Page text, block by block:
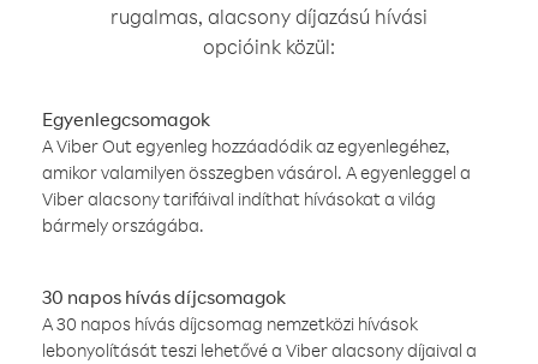
rugalmas, alacsony díjazású hívási
opcióink közül:
Egyenlegcsomagok
A Viber Out egyenleg hozzáadódik az egyenlegéhez,
amikor valamilyen összegben vásárol. A egyenleggel a
Viber alacsony tarifáival indíthat hívásokat a világ
bármely országába.
30 napos hívás díjcsomagok
A 30 napos hívás díjcsomag nemzetközi hívások
lebonyolítását teszi lehetővé a Viber alacsony díjaival a